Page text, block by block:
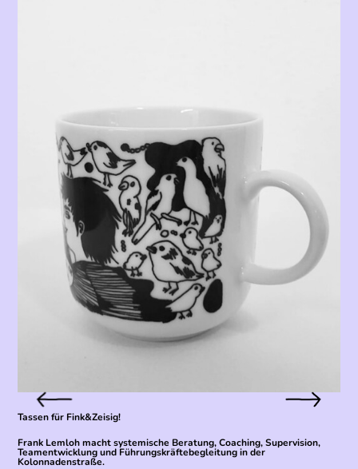
Tassen für Fink&Zeisig!
Frank Lemloh macht systemische Beratung, Coaching, Supervision,
Teamentwicklung und Führungskräftebegleitung in der
Kolonnadenstraße.